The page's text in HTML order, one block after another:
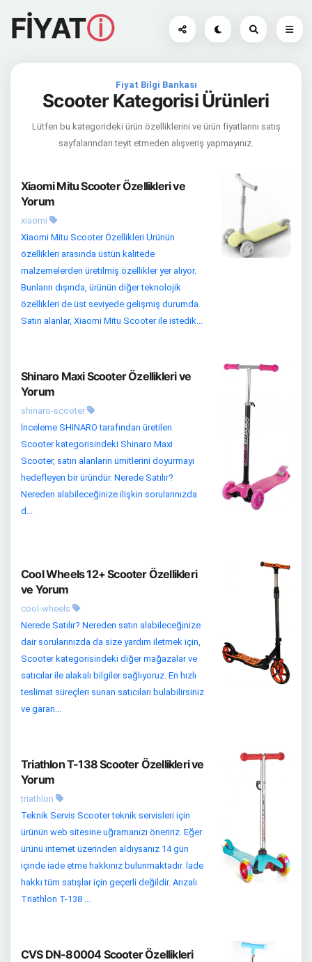
FİYATⓘ
Fiyat Bilgi Bankası
Scooter Kategorisi Ürünleri
Lütfen bu kategorideki ürün özelliklerini ve ürün fiyatlarını satış
sayfalarından teyit etmeden alışveriş yapmayınız.
Xiaomi Mitu Scooter Özellikleri ve
Yorum
xiaomi
Xiaomi Mitu Scooter Özellikleri Ürünün
özellikleri arasında üstün kalitede
malzemelerden üretilmiş özellikler yer alıyor.
Bunların dışında, ürünün diğer teknolojik
özellikleri de üst seviyede gelişmiş durumda.
Satın alanlar, Xiaomi Mitu Scooter ile istedik...
Shinaro Maxi Scooter Özellikleri ve
Yorum
shinaro-scooter
İnceleme SHINARO tarafından üretilen
Scooter kategorisindeki Shinaro Maxi
Scooter, satın alanların ümitlerini doyurmayı
hedefleyen bir üründür. Nerede Satılır?
Nereden alabileceğinize ilişkin sorularınızda
d...
Cool Wheels 12+ Scooter Özellikleri
ve Yorum
cool-wheels
Nerede Satılır? Nereden satın alabileceğinize
dair sorularınızda da size yardım iletmek için,
Scooter kategorisindeki diğer mağazalar ve
satıcılar ile alakalı bilgiler sağlıyoruz. En hızlı
teslimat süreçleri sunan satıcıları bulabilirsiniz
ve garan...
Triathlon T-138 Scooter Özellikleri ve
Yorum
triathlon
Teknik Servis Scooter teknik servisleri için
ürünün web sitesine uğramanızı öneririz. Eğer
ürünü internet üzerinden aldıysanız 14 gün
içinde iade etme hakkınız bulunmaktadır. İade
hakkı tüm satışlar için geçerli değildir. Arızalı
Triathlon T-138 ...
CVS DN-80004 Scooter Özellikleri